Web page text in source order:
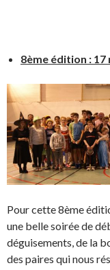
8ème édition : 17
Pour cette 8ème
une belle soirée de
déguisements, de la
des paires qui nous